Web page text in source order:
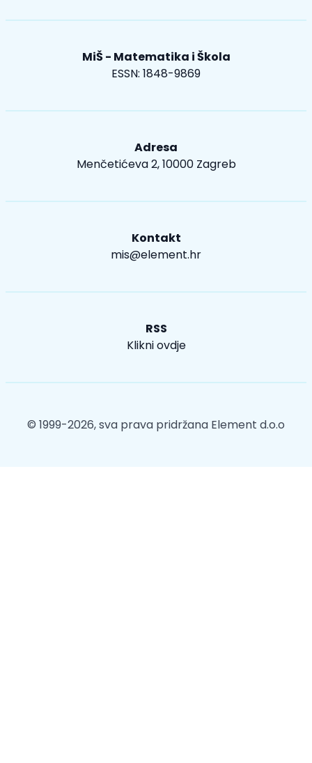
MiŠ - Matematika i Škola
ESSN: 1848-9869
Adresa
Menčetićeva 2, 10000 Zagreb
Kontakt
mis@element.hr
RSS
Klikni ovdje
© 1999-2026, sva prava pridržana Element d.o.o